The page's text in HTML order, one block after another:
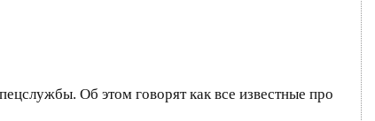
Об этом говорят как все известные про